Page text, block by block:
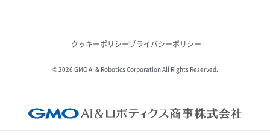
クッキーポリシープライバシーポリシー
© 2026 GMO AI & Robotics Corporation All Rights Reserved.